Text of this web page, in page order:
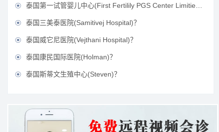
 泰国第一试管婴儿中心(First Fertilily PGS Center Limitied)？
 泰国三美泰医院(Samitivej Hospital)？
 泰国威它尼医院(Vejthani Hospital)？
 泰国康民国际医院(Holman)？
 泰国斯蒂文生殖中心(Steven)？